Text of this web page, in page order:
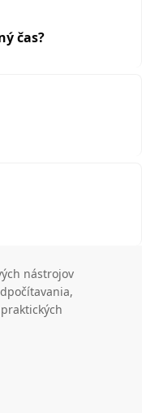
čas?
nástrojov